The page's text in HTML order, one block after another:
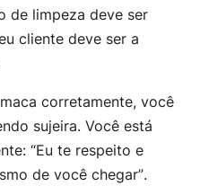
de limpeza deve ser
cliente deve ser a
corretamente, você
sujeira. Você está
“Eu te respeito e
de você chegar”.